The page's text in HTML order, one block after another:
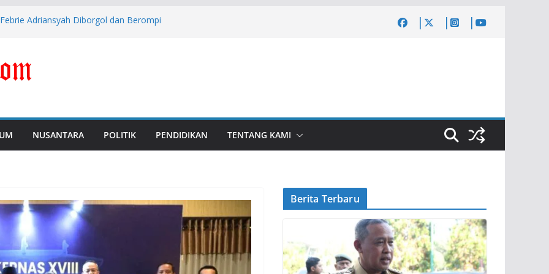
Adriansyah Diborgol dan Berompi
Bekasi Tercatat Tidak Merokok
Antara Kritik dengan Provokasi
Polda Banten Naikkan Perkara ke Tahap
NUSANTARA POLITIK PENDIDIKAN TENTANG KAMI
Berita Terbaru